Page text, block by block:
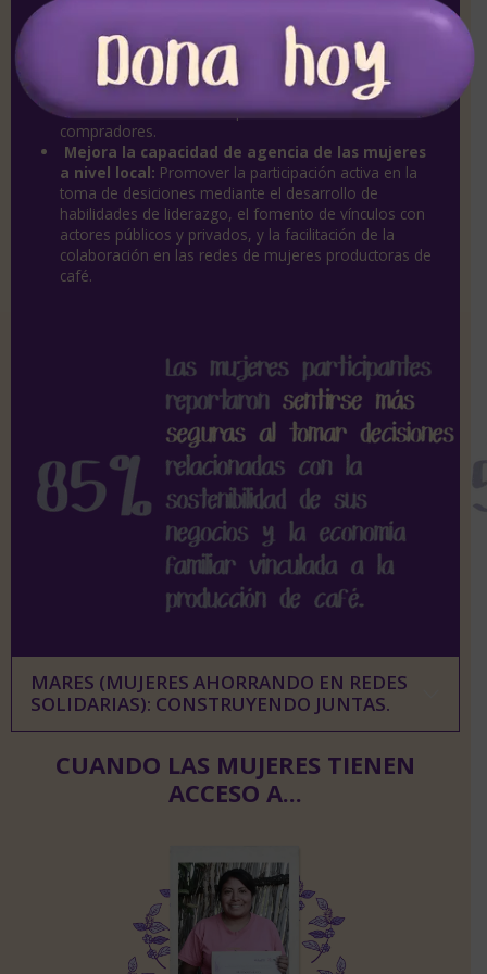
para preservar los recursos naturales y mejorar la
calidad del café.
Promover el comercio justo:Facilitando el acceso
a a mercados más rentables y establececiendo
relaciones comerciales equitativas con los
compradores.
Mejora la capacidad de agencia de las mujeres
a nivel local: Promover la participación activa en la
toma de desiciones mediante el desarrollo de
habilidades de liderazgo, el fomento de vínculos con
actores públicos y privados, y la facilitación de la
colaboración en las redes de mujeres productoras de
café.
MARES (MUJERES AHORRANDO EN REDES
SOLIDARIAS): CONSTRUYENDO JUNTAS.
CUANDO LAS MUJERES TIENEN
ACCESO A...